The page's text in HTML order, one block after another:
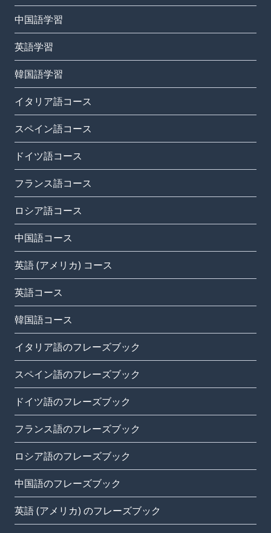
中国語学習
英語学習
韓国語学習
イタリア語コース
スペイン語コース
ドイツ語コース
フランス語コース
ロシア語コース
中国語コース
英語 (アメリカ) コース
英語コース
韓国語コース
イタリア語のフレーズブック
スペイン語のフレーズブック
ドイツ語のフレーズブック
フランス語のフレーズブック
ロシア語のフレーズブック
中国語のフレーズブック
英語 (アメリカ) のフレーズブック